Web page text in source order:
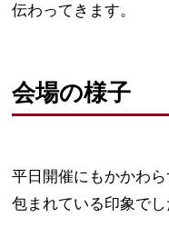
伝わってきます。
会場の様子
平日開催にもかかわ
包まれている印象でし